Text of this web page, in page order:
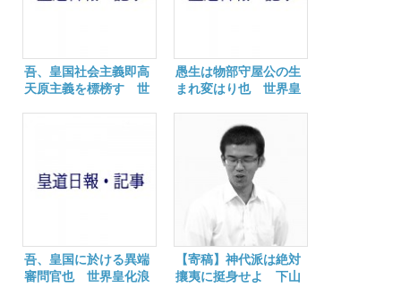
吾、皇国社会主義即高
天原主義を標榜す 世
愚生は物部守屋公の生
まれ変はり也 世界皇
吾、皇国に於ける異端
審問官也 世界皇化浪
【寄稿】神代派は絶対
攘夷に挺身せよ 下山